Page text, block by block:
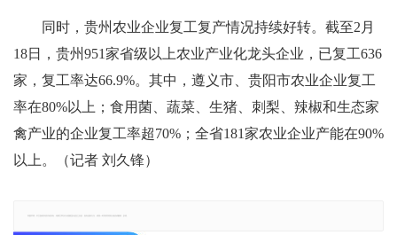
同时，贵州农业企业复工复产情况持续好转。截至2月
18日，贵州951家省级以上农业产业化龙头企业，已复工636
家，复工率达66.9%。其中，遵义市、贵阳市农业企业复工
率在80%以上；食用菌、蔬菜、生猪、刺梨、辣椒和生态家
禽产业的企业复工率超70%；全省181家农业企业产能在90%
以上。（记者 刘久锋）